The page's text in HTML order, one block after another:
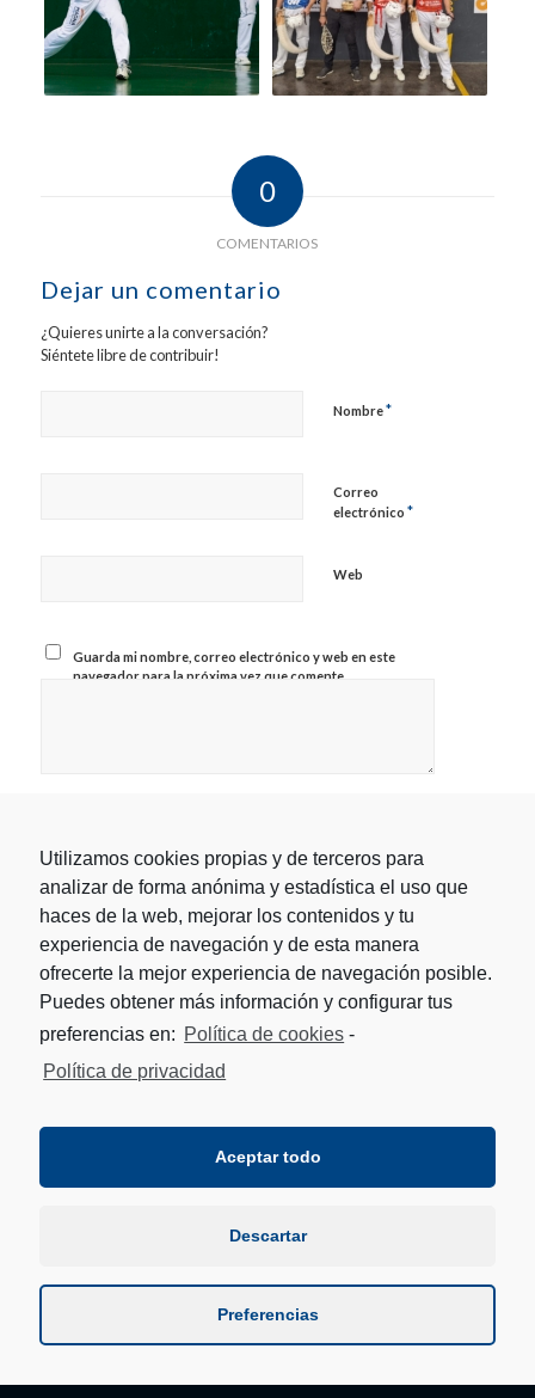
0
COMENTARIOS
Dejar un comentario
¿Quieres unirte a la conversación?
Siéntete libre de contribuir!
Nombre*
Correo
electrónico *
Web
Guarda mi nombre, correo electrónico y web en este
navegador para la próxima vez que comente.
© Copyright - Fundación Remonte Euskal Jai Fundazioa -HORIXE DISEÑO
Utilizamos cookies propias y de terceros para
analizar de forma anónima y estadística el uso que
haces de la web, mejorar los contenidos y tu
experiencia de navegación y de esta manera
ofrecerte la mejor experiencia de navegación posible.
Puedes obtener más información y configurar tus
preferencias en: Política de cookies -
Política de privacidad
Aceptar todo
Descartar
Preferencias